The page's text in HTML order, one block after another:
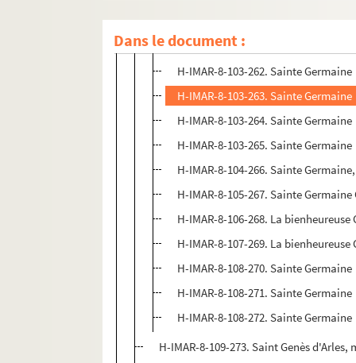
Dans le document :
Sainte Germaine
H-IMAR-8-103-261. Sainte Germaine
H-IMAR-8-103-262. Sainte Germaine
H-IMAR-8-103-263. Sainte Germaine
H-IMAR-8-103-264. Sainte Germaine
H-IMAR-8-103-265. Sainte Germaine
H-IMAR-8-104-266. Sainte
H-IMAR-8-105-267. Sainte
H-IMAR-8-106-268. La
H-IMAR-8-107-269. La
H-IMAR-8-108-270. Sainte Germaine
H-IMAR-8-108-271. Sainte Germaine
H-IMAR-8-108-272. Sainte Germaine
H-IMAR-8-109-273. Saint Genès d'Arles,